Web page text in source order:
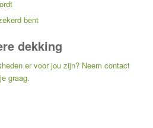
bent
dekking
er voor jou zijn? Neem contact
graag.